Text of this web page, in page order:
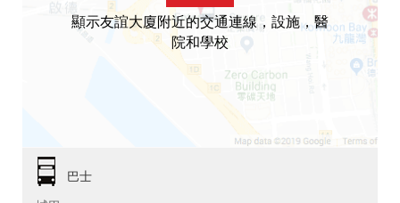
顯示友誼大廈附近的交通連線，設施，醫
院和學校
巴士